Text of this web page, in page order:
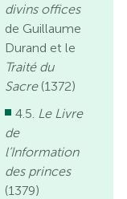
divins offices
de Guillaume
Durand et le
Traité du
Sacre(1372)
4.5. Le Livre
de
l’Information
des princes
(1379)